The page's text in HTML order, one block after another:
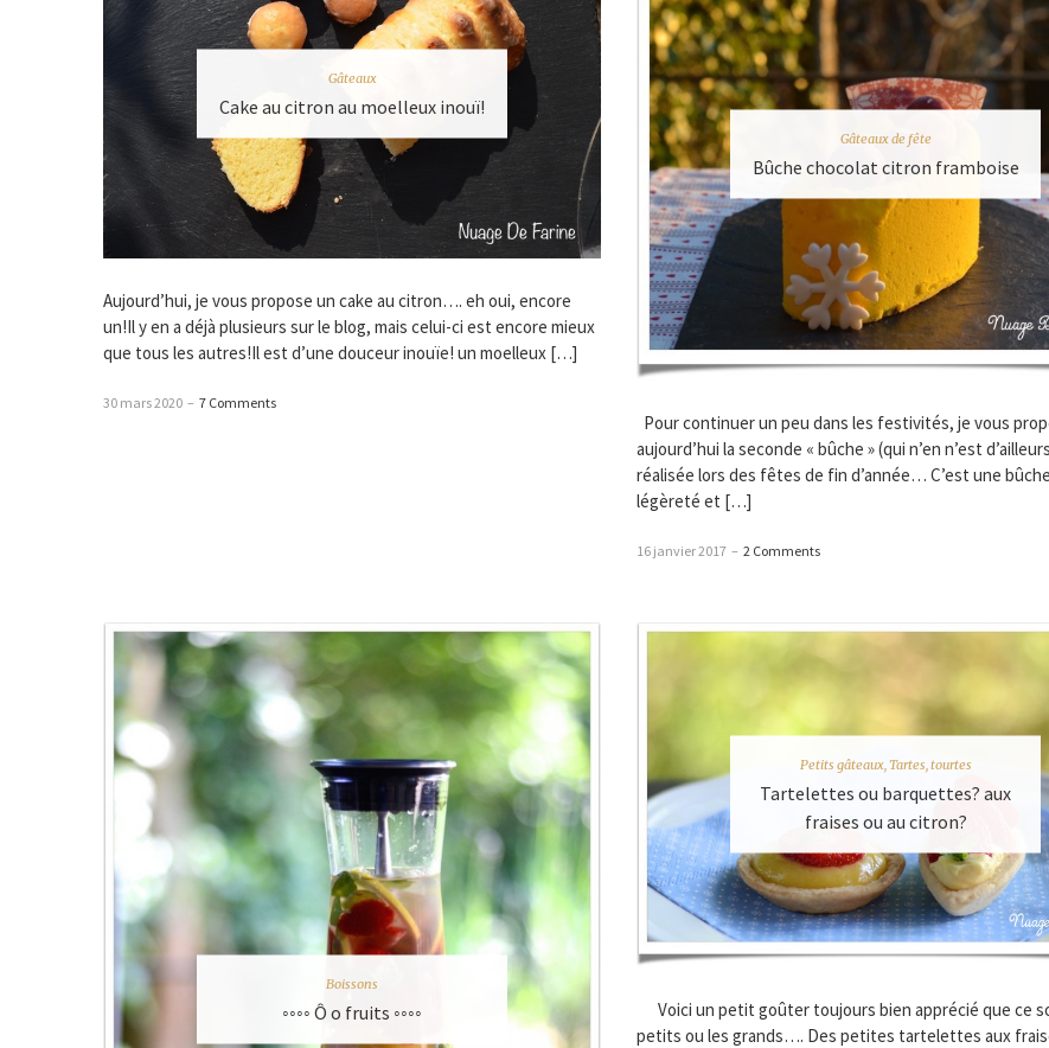
Gâteaux
Cake au citron au moelleux inouï!
Aujourd’hui, je vous propose un cake au citron…. eh oui, encore
un!Il y en a déjà plusieurs sur le blog, mais celui-ci est encore mieux
que tous les autres!Il est d’une douceur inouïe! un moelleux […]
30 mars 2020 – 7 Comments
Gâteaux de fête
Bûche chocolat citron framboise
Pour continuer un peu dans les festivités, je vous
aujourd’hui la seconde « bûche » (qui n’en n’est
réalisée lors des fêtes de fin d’année… C’est une
légèreté et […]
16 janvier 2017 – 2 Comments
Boissons
◦◦◦◦ Ô o fruits ◦◦◦◦
Petits gâteaux,Tartes, tourtes
Tartelettes ou barquettes? aux
fraises ou au citron?
Voici un petit goûter toujours bien apprécié que ce
petits ou les grands…. Des petites tartelettes aux